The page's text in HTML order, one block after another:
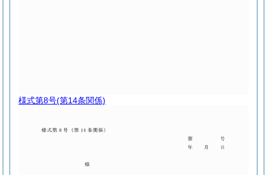
様式第8号(第14条関係)